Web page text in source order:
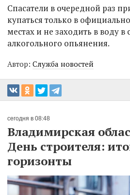
Спасатели в очередной раз
купаться только в
местах и не заходить в воду в
алкогольного опьянения.
Автор: Служба новостей
сегодня в 08:48
Владимирская
День строителя:
горизонты